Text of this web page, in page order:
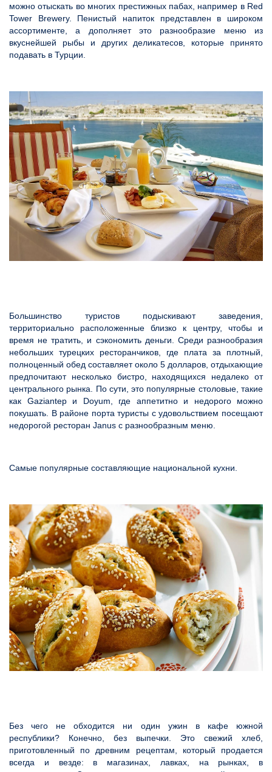
можно отыскать во многих престижных пабах, например в Red
Tower Brewery. Пенистый напиток представлен в широком
ассортименте, а дополняет это разнообразие меню из
вкуснейшей рыбы и других деликатесов, которые принято
подавать в Турции.
Большинство туристов подыскивают заведения,
территориально расположенные близко к центру, чтобы и
время не тратить, и сэкономить деньги. Среди разнообразия
небольших турецких ресторанчиков, где плата за плотный,
полноценный обед составляет около 5 долларов, отдыхающие
предпочитают несколько бистро, находящихся недалеко от
центрального рынка. По сути, это популярные столовые, такие
как Gaziantep и Doyum, где аппетитно и недорого можно
покушать. В районе порта туристы с удовольствием посещают
недорогой ресторан Janus с разнообразным меню.
Самые популярные составляющие национальной кухни.
Без чего не обходится ни один ужин в кафе южной
республики? Конечно, без выпечки. Это свежий хлеб,
приготовленный по древним рецептам, который продается
всегда и везде: в магазинах, лавках, на рынках, в